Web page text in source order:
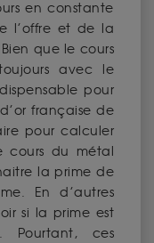
en constante
l’offre et de la
que le cours
avec le
pour
française de
pour calculer
cours du métal
la prime de
En d’autres
si la prime est
Pourtant, ces